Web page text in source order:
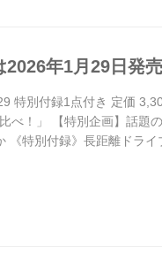
2026年1月29日発売
特別付録1点付き 定価
べ！」 【特別企画】話
《特別付録》長距離ドラ